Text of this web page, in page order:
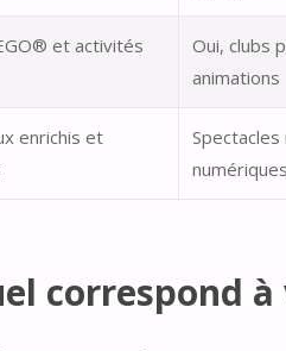
et activités
Oui, clubs
animations
enrichis et
correspond